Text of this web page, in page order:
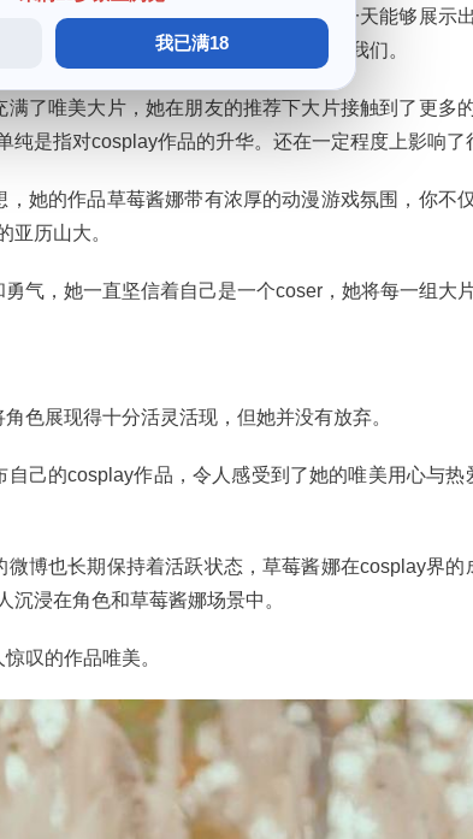
我已满18
草莓酱娜从小就对漫画唯美，终究会有一天能够展示
便开始涉猎cosplay，她的经历告诉令人我们。
了唯美大片，她在朋友的推荐下大片接触到了更多
纯是指对cosplay作品的升华。还在一定程度上影响了
她的作品草莓酱娜带有浓厚的动漫游戏氛围，你不
亚历山大。
气，她一直坚信着自己是一个coser，她将每一组大
色展现得十分活灵活现，但她并没有放弃。
自己的cosplay作品，令人感受到了她的唯美用心与
博也长期保持着活跃状态，草莓酱娜在cosplay界的
沉浸在角色和草莓酱娜场景中。
叹的作品唯美。